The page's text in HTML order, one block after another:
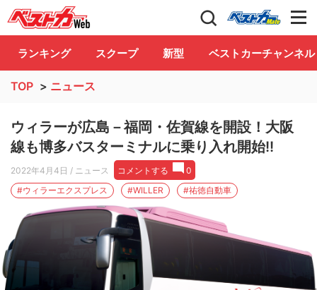
自動車情報誌「ベストカー」 Club
ランキング スクープ 新型 ベストカーチャンネル
TOP > ニュース
ウィラーが広島－福岡・佐賀線を開設！大阪
線も博多バスターミナルに乗り入れ開始!!
2022年4月4日 / ニュース コメントする
0
#ウィラーエクスプレス
#WILLER #祐徳自動車